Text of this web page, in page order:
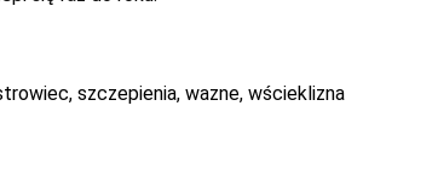
, szczepienia, wazne, wścieklizna